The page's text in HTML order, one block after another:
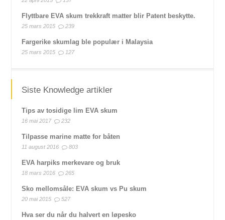
Flyttbare EVA skum trekkraft matter blir Patent beskytte.
25 mars 2015 239
Fargerike skumlag ble populær i Malaysia
25 mars 2015 127
Siste Knowledge artikler
Tips av tosidige lim EVA skum
16 mai 2017 232
Tilpasse marine matte for båten
11 august 2016 803
EVA harpiks merkevare og bruk
18 mars 2016 265
Sko mellomsåle: EVA skum vs Pu skum
20 mai 2015 527
Hva ser du når du halvert en løpesko